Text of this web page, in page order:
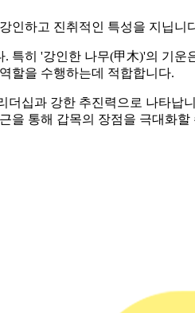
인하고 진취적인 특성을 지닙
특히 '강인한 나무(甲木)'의 기
할을 수행하는데 적합합니다.
십과 강한 추진력으로 나타
을 통해 갑목의 장점을 극대화할